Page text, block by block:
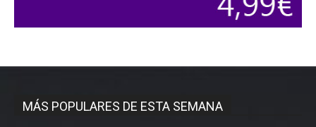
MÁS POPULARES DE ESTA SEMANA